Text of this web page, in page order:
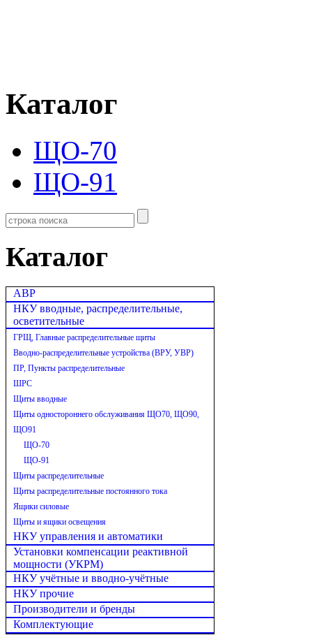
Каталог
ЩО-70
ЩО-91
Каталог
АВР
НКУ вводные, распределительные,
осветительные
ГРЩ, Главные распределительные щиты
Вводно-распределительные устройства (ВРУ, УВР)
ПР, Пункты распределительные
ШРС
Щиты вводные
Щиты одностороннего обслуживания ЩО70, ЩО90,
ЩО91
ЩО-70
ЩО-91
Щиты распределительные
Щиты распределительные постоянного тока
Ящики силовые
Щиты и ящики освещения
НКУ управления и автоматики
Установки компенсации реактивной
мощности (УКРМ)
НКУ учётные и вводно-учётные
НКУ прочие
Производители и бренды
Комплектующие